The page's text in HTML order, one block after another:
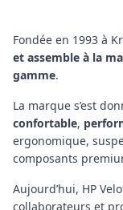
Fondée en 1993 à
et assemble à la
gamme.
La marque s’est
confortable,
ergonomique,
composants
Aujourd’hui, HP
collaborateurs et